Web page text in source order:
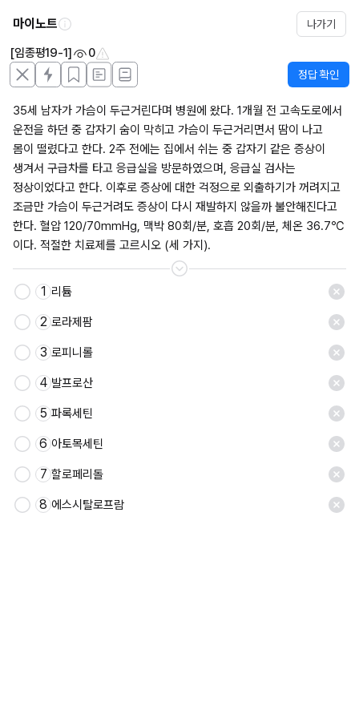
마이노트 나가기
[임종평19-1] 0
정답 확인
35세 남자가 가슴이 두근거린다며 병원에 왔다. 1개월 전 고속도로에서
운전을 하던 중 갑자기 숨이 막히고 가슴이 두근거리면서 땀이 나고
몸이 떨렸다고 한다. 2주 전에는 집에서 쉬는 중 갑자기 같은 증상이
생겨서 구급차를 타고 응급실을 방문하였으며, 응급실 검사는
정상이었다고 한다. 이후로 증상에 대한 걱정으로 외출하기가 꺼려지고
조금만 가슴이 두근거려도 증상이 다시 재발하지 않을까 불안해진다고
한다. 혈압 120/70mmHg, 맥박 80회/분, 호흡 20회/분, 체온 36.7℃
이다. 적절한 치료제를 고르시오 (세 가지).
저장
1 리튬
2 로라제팜
3 로피니롤
4 발프로산
5 파록세틴
6 아토목세틴
7 할로페리돌
8 에스시탈로프람